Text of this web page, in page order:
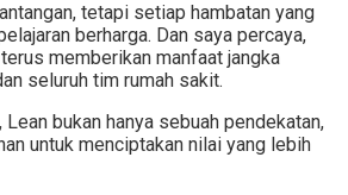
tetapi setiap hambatan yang
berharga. Dan saya percaya,
memberikan manfaat jangka
seluruh tim rumah sakit.
Lean bukan hanya sebuah pendekatan,
untuk menciptakan nilai yang lebih